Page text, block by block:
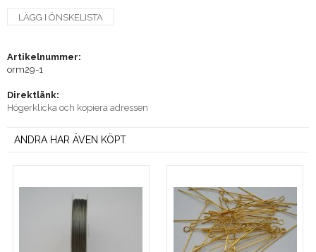
LÄGG I ÖNSKELISTA
Artikelnummer:
orm29-1
Direktlänk:
Högerklicka och kopiera adressen
ANDRA HAR ÄVEN KÖPT